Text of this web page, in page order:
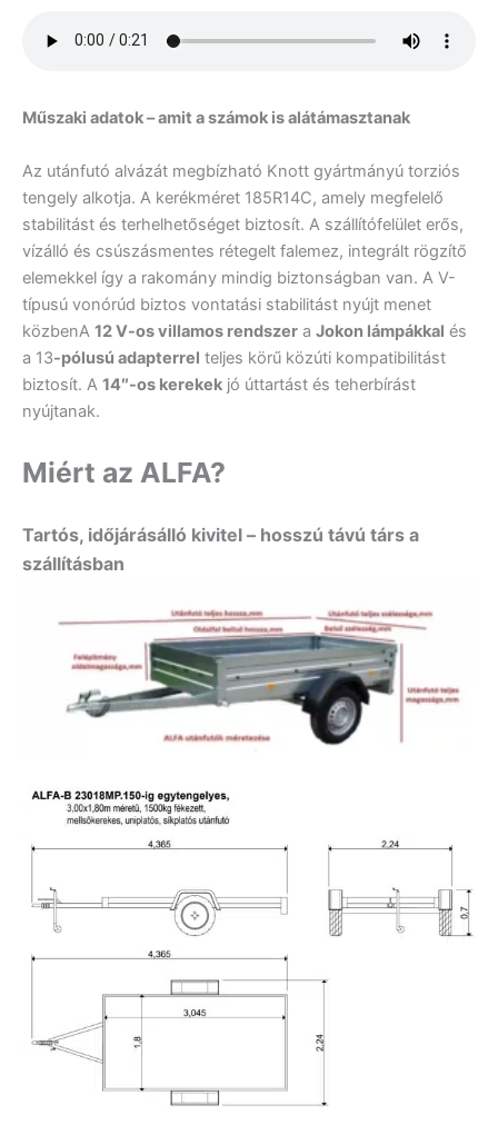
Műszaki adatok – amit a számok is alátámasztanak
Az utánfutó alvázát megbízható Knott gyártmányú torziós
tengely alkotja. A kerékméret 185R14C, amely megfelelő
stabilitást és terhelhetőséget biztosít. A szállítófelület erős,
vízálló és csúszásmentes rétegelt falemez, integrált rögzítő
elemekkel így a rakomány mindig biztonságban van. A V-
típusú vonórúd biztos vontatási stabilitást nyújt menet
közbenA 12 V-os villamos rendszer a Jokon lámpákkal és
a 13-pólusú adapterrel teljes körű közúti kompatibilitást
biztosít. A 14″-os kerekek jó úttartást és teherbírást
nyújtanak.
Miért az ALFA?
Tartós, időjárásálló kivitel – hosszú távú társ a
szállításban